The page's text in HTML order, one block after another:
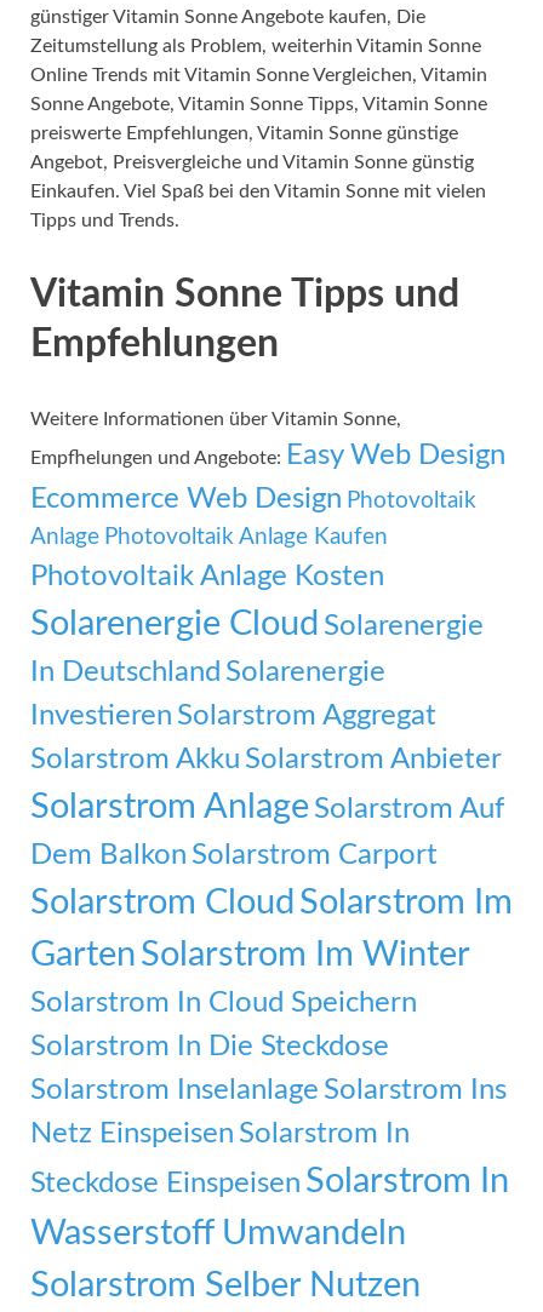
günstiger Vitamin Sonne Angebote kaufen, Die
Zeitumstellung als Problem, weiterhin Vitamin Sonne
Online Trends mit Vitamin Sonne Vergleichen, Vitamin
Sonne Angebote, Vitamin Sonne Tipps, Vitamin Sonne
preiswerte Empfehlungen, Vitamin Sonne günstige
Angebot, Preisvergleiche und Vitamin Sonne günstig
Einkaufen. Viel Spaß bei den Vitamin Sonne mit vielen
Tipps und Trends.
Vitamin Sonne Tipps und
Empfehlungen
Weitere Informationen über Vitamin Sonne,
Empfhelungen und Angebote: Easy Web Design
Ecommerce Web Design Photovoltaik
Anlage Photovoltaik Anlage Kaufen
Photovoltaik Anlage Kosten
Solarenergie Cloud Solarenergie
In Deutschland Solarenergie
Investieren Solarstrom Aggregat
Solarstrom Akku Solarstrom Anbieter
Solarstrom Anlage Solarstrom Auf
Dem Balkon Solarstrom Carport
Solarstrom Cloud Solarstrom Im
Garten Solarstrom Im Winter
Solarstrom In Cloud Speichern
Solarstrom In Die Steckdose
Solarstrom Inselanlage Solarstrom Ins
Netz Einspeisen Solarstrom In
Steckdose Einspeisen Solarstrom In
Wasserstoff Umwandeln
Solarstrom Selber Nutzen